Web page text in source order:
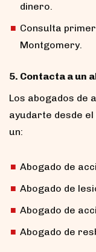
dinero.
Consulta
Montgomery.
5. Contacta a un
Los abogados de
ayudarte desde
un:
Abogado de
Abogado de
Abogado de
Abogado de